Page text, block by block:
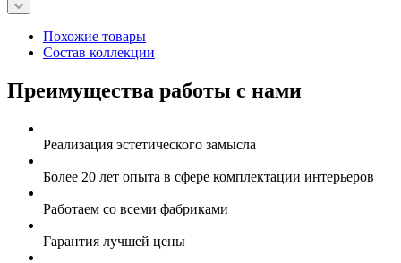
Похожие товары
Состав коллекции
Преимущества работы с нами
Реализация эстетического замысла
Более 20 лет опыта в сфере комплектации интерьеров
Работаем со всеми фабриками
Гарантия лучшей цены